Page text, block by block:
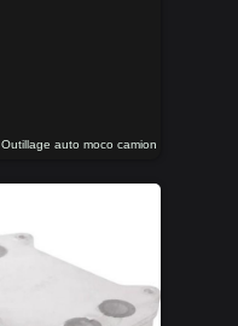
Outillage auto moco camion